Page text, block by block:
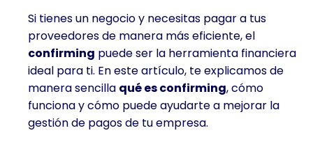
Si tienes un negocio y necesitas pagar a tus
proveedores de manera más eficiente, el
confirming puede ser la herramienta financiera
ideal para ti. En este artículo, te explicamos de
manera sencilla qué es confirming, cómo
funciona y cómo puede ayudarte a mejorar la
gestión de pagos de tu empresa.